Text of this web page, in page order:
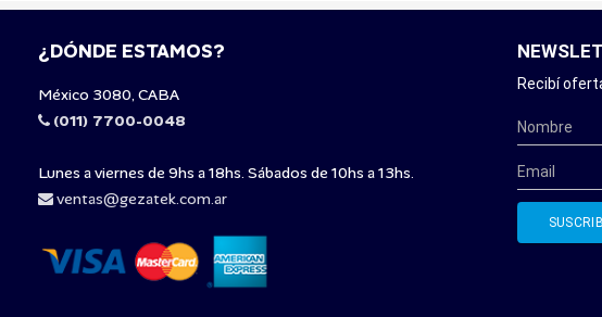
¿DÓNDE ESTAMOS?
México 3080, CABA
(011) 7700-0048
Lunes a viernes de 9hs a 18hs. Sábados de 10hs a 13hs.
ventas@gezatek.com.ar
Recibí